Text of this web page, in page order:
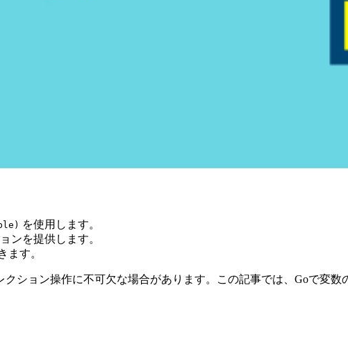
を使用します。
ンを提供します。
ます。
ション操作に不可欠な場合があります。この記事では、Goで変